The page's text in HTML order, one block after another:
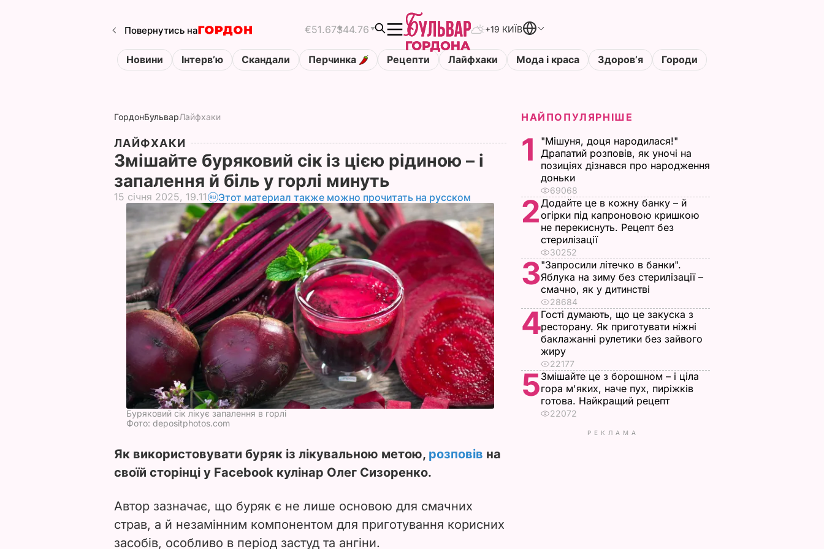
Повернутись на €51.67$44.76 +19 КИЇВ
Новини Інтервʼю Скандали Перчинка Рецепти Лайфхаки Мода і краса Здоровʼя Городи
ГордонБульварЛайфхаки
ЛАЙФХАКИ
Змішайте буряковий сік із цією рідиною – і
запалення й біль у горлі минуть
15 січня 2025, 19.11 Этот материал также можно прочитать на русском
Буряковий сік лікує запалення в горлі
Фото: depositphotos.com
Як використовувати буряк із лікувальною метою, розповів на
своїй сторінці у Facebook кулінар Олег Сизоренко.
Автор зазначає, що буряк є не лише основою для смачних
страв, а й незамінним компонентом для приготування корисних
засобів, особливо в період застуд та ангіни.
НАЙПОПУЛЯРНІШЕ
1
"Мішуня, доця народилася!"
Драпатий розповів, як уночі на
позиціях дізнався про народження
доньки
69068
2Додайте це в кожну банку – й
огірки під капроновою кришкою
не перекиснуть. Рецепт без
стерилізації
30252
3"Запросили літечко в банки".
Яблука на зиму без стерилізації –
смачно, як у дитинстві
28684
4Гості думають, що це закуска з
ресторану. Як приготувати ніжні
баклажанні рулетики без зайвого
жиру
22177
5Змішайте це з борошном – і ціла
гора м'яких, наче пух, пиріжків
готова. Найкращий рецепт
22072
РЕКЛАМА